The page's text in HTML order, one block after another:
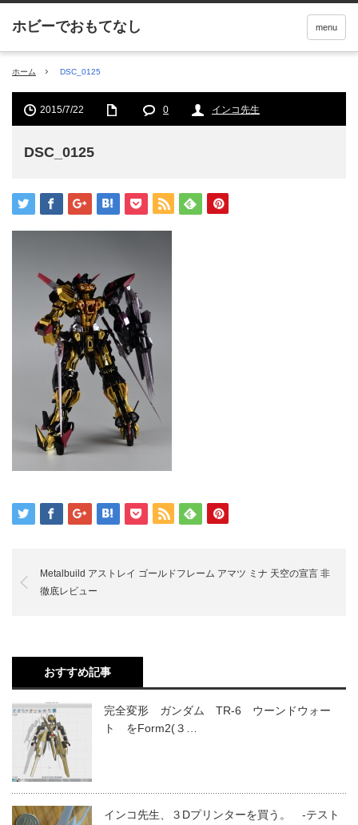
menu
ホーム DSC_0125
2015/7/22 0 インコ先生
DSC_0125
Metalbuild アストレイ ゴールドフレーム アマツ ミナ 天空の宣言 非
徹底レビュー
おすすめ記事
完全変形 ガンダム TR-6 ウーンドウォー
ト をForm2(３…
インコ先生、３Dプリンターを買う。 -テスト